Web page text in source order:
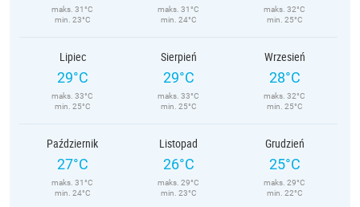
maks. 31°C
min. 23°C
maks. 31°C
min. 24°C
maks. 32°C
min. 25°C
Lipiec
29°C
maks. 33°C
min. 25°C
Sierpień
29°C
maks. 33°C
min. 25°C
Wrzesień
28°C
maks. 32°C
min. 25°C
Październik
27°C
maks. 31°C
min. 24°C
Listopad
26°C
maks. 29°C
min. 23°C
Grudzień
25°C
maks. 29°C
min. 22°C